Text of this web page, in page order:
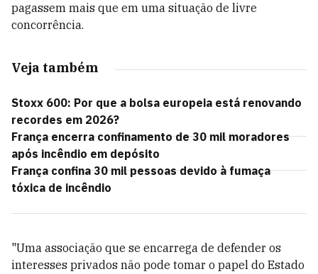
pagassem mais que em uma situação de livre
concorrência.
Veja também
Stoxx 600: Por que a bolsa europeia está renovando
recordes em 2026?
França encerra confinamento de 30 mil moradores
após incêndio em depósito
França confina 30 mil pessoas devido à fumaça
tóxica de incêndio
"Uma associação que se encarrega de defender os
interesses privados não pode tomar o papel do Estado